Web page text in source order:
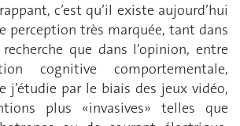
c’est qu’il existe aujourd’hui
perception très marquée, tant dans
que dans l’opinion, entre
cognitive comportementale,
j’étudie par le biais des jeux vidéo,
plus «invasives» telles que